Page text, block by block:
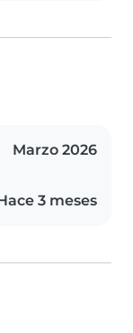
Marzo 2026
3 meses